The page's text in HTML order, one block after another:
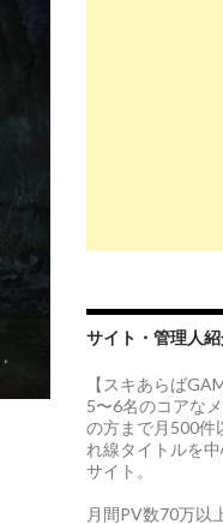
サイト・管理人
【スキあらば
5〜6名のコアな
の方まで月500件
れ線タイトルを
サイト。
月間PV数70万以